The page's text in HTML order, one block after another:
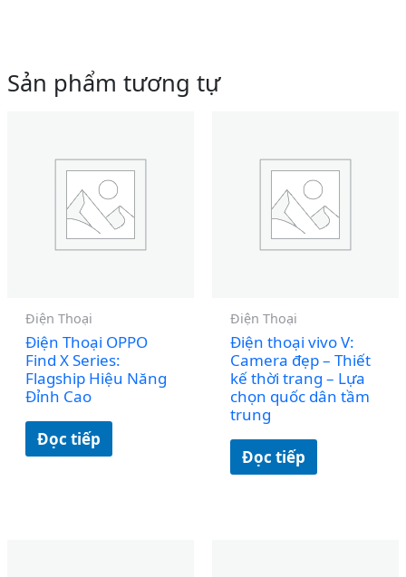
Sản phẩm tương tự
Điện Thoại
Điện Thoại OPPO
Find X Series:
Flagship Hiệu Năng
Đỉnh Cao
Đọc tiếp
Điện Thoại
Điện thoại vivo V:
Camera đẹp – Thiết
kế thời trang – Lựa
chọn quốc dân tầm
trung
Đọc tiếp